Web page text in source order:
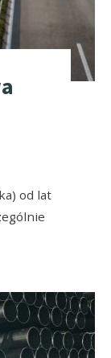
od lat